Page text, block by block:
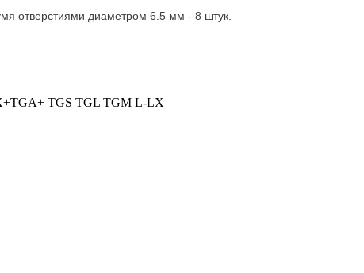
отверстиями диаметром 6.5 мм - 8 штук.
TGS TGL TGM L-LX